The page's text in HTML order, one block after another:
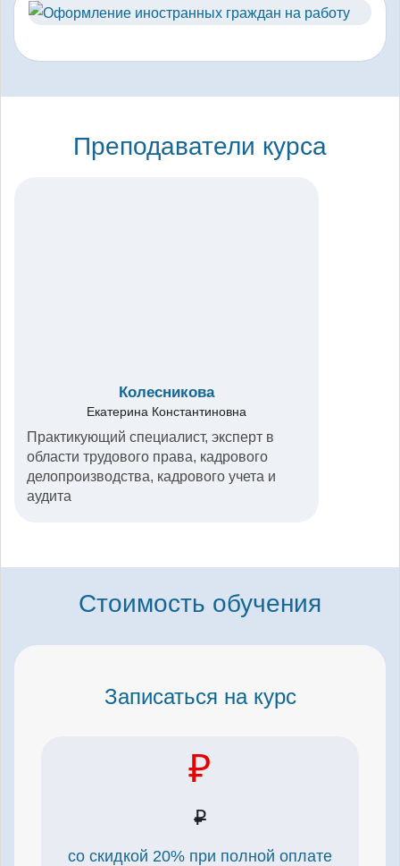
Преподаватели курса
Колесникова
Екатерина Константиновна
Практикующий специалист, эксперт в
области трудового права, кадрового
делопроизводства, кадрового учета и
аудита
Стоимость обучения
Записаться на курс
₽
₽
со скидкой 20% при полной оплате